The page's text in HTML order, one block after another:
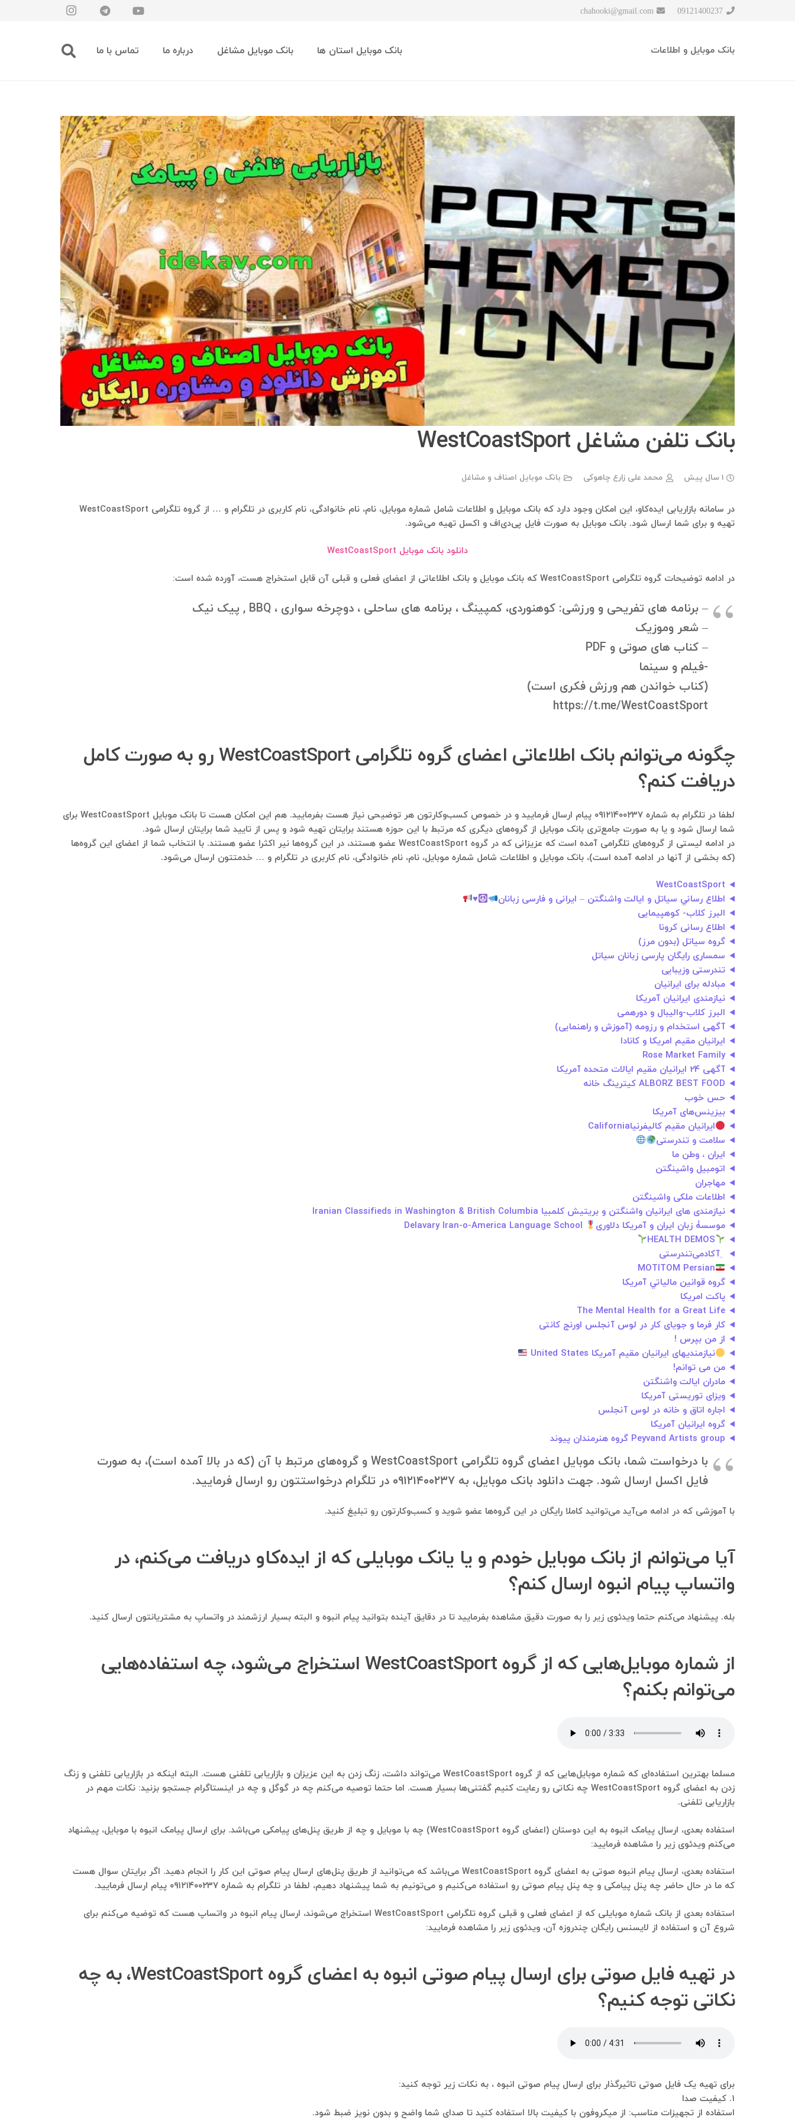
09121400237
chahooki@gmail.com
بانک موبایل و اطلاعات بانک موبایل استان ها بانک موبایل مشاغل درباره ما تماس با ما
بانک تلفن مشاغل WestCoastSport
1 سال پیش محمد علی زارع چاهوکی بانک موبایل اصناف و مشاغل
در سامانه بازاریابی ایده‌کاو، این امکان وجود دارد که بانک موبایل و اطلاعات شامل شماره موبایل، نام، نام خانوادگی، نام کاربری در تلگرام و … از گروه تلگرامی WestCoastSport
تهیه و برای شما ارسال شود. بانک موبایل به صورت فایل پی‌دی‌اف و اکسل تهیه می‌شود.
دانلود بانک موبایل WestCoastSport
در ادامه توضیحات گروه تلگرامی WestCoastSport که بانک موبایل و بانک اطلاعاتی از اعضای فعلی و قبلی آن قابل استخراج هست، آورده شده است:
– برنامه های تفریحی و ورزشی: کوهنوردی، کمپینگ ، برنامه های ساحلی ، دوچرخه سواری ، BBQ , پیک نیک
– شعر و‌موزیک
– کناب های صوتی و PDF
-فیلم و سینما
(کناب خواندن هم ورزش فکری است)
https://t.me/WestCoastSport
چگونه می‌توانم بانک اطلاعاتی اعضای گروه تلگرامی WestCoastSport رو به صورت کامل
دریافت کنم؟
لطفا در تلگرام به شماره ۰۹۱۲۱۴۰۰۲۳۷ پیام ارسال فرمایید و در خصوص کسب‌وکارتون هر توضیحی نیاز هست بفرمایید. هم این امکان هست تا بانک موبایل WestCoastSport برای
شما ارسال شود و یا به صورت جامع‌تری بانک موبایل از گروه‌های دیگری که مرتبط با این حوزه هستند برایتان تهیه شود و پس از تایید شما برایتان ارسال شود.
در ادامه لیستی از گروه‌های تلگرامی آمده است که عزیزانی که در گروه WestCoastSport عضو هستند، در این گروه‌ها نیر اکثرا عضو هستند. با انتخاب شما از اعضای این گروه‌ها
(که بخشی از آنها در ادامه آمده است)، بانک موبایل و اطلاعات شامل شماره موبایل، نام، نام خانوادگی، نام کاربری در تلگرام و … خدمتتون ارسال می‌شود.
WestCoastSport
اطلاع رساني سیاتل و ایالت واشنگتن – ایرانی و فارسی زبانان
♥️
البرز کلاب- كوهپیمایی
اطلاع رسانی کرونا
گروه سیاتل (بدون مرز)
سمساری رایگان پارسی زبانان سیاتل
تندرستی وزیبایی
مبادله برای ایرانیان
نیازمندی ایرانیان آمریکا
البرز کلاب-والیبال و دورهمی
آگهی استخدام و رزومه (آموزش و راهنمایی)
ایرانیان مقیم امریکا و کانادا
Rose Market Family
آگهی 24 ایرانیان مقیم ایالات متحده آمریکا
ALBORZ BEST FOOD کیترینگ خانه
حس خوب
بیزینس‌های آمریکا
ایرانیان مقیم کالیفرنیاCalifornia
سلامت و تندرستی
ايران ، وطن ما
اتومبیل واشینگتن
مهاجران
اطلاعات ملکی واشینگتن
نیازمندی های ایرانیان واشنگتن و بریتیش کلمبیا Iranian Classifieds in Washington & British Columbia
موسسۀ زبان ایران و آمریکا دلاوری
HEALTH DEMOS
﮼آکادمی‌تندرستی
MOTITOM Persian
گروه قوانين مالياتي آمريكا
پاکت امریکا
The Mental Health for a Great Life
کار فرما و جویای کار در لوس آنجلس اورنج کانتی
از من بپرس !
نیازمندیهای ایرانیان مقیم آمریکا United States
من می توانم!
مادران ایالت واشنگتن
ویزای توریستی آمریکا
اجاره اتاق و خانه در لوس آنجلس
گروه ایرانیان آمریکا
Peyvand Artists group گروه هنرمندان پیوند
با درخواست شما، بانک موبایل اعضای گروه تلگرامی WestCoastSport و گروه‌های مرتبط با آن (که در بالا آمده است)، به صورت
فایل اکسل ارسال شود. جهت دانلود بانک موبایل، به ۰۹۱۲۱۴۰۰۲۳۷ در تلگرام درخواستتون رو ارسال فرمایید.
با آموزشی که در ادامه می‌آید می‌توانید کاملا رایگان در این گروه‌ها عضو شوید و کسب‌وکارتون رو تبلیغ کنید.
آیا می‌توانم از بانک موبایل خودم و یا یانک موبایلی که از ایده‌کاو دریافت می‌کنم، در
واتساپ پیام انبوه ارسال کنم؟
بله. پیشنهاد می‌کنم حتما ویدئوی زیر را به صورت دقیق مشاهده بفرمایید تا در دقایق آینده بتوانید پیام انبوه و البته بسیار ارزشمند در واتساپ به مشتریانتون ارسال کنید.
از شماره موبایل‌هایی که از گروه WestCoastSport استخراج می‌شود، چه استفاده‌هایی
می‌توانم بکنم؟
مسلما بهترین استفاده‌ای که شماره موبایل‌هایی که از گروه WestCoastSport می‌تواند داشت، زنگ زدن به این عزیزان و بازاریابی تلفنی هست. البته اینکه در بازاریابی تلفنی و زنگ
زدن به اعضای گروه WestCoastSport چه نکاتی رو رعایت کنیم گفتنی‌ها بسیار هست. اما حتما توصیه می‌کنم چه در گوگل و چه در اینستاگرام جستجو بزنید: نکات مهم در
بازاریابی تلفنی.
استفاده بعدی، ارسال پیامک انبوه به این دوستان (اعضای گروه WestCoastSport) چه با موبایل و چه از طریق پنل‌های پیامکی می‌باشد. برای ارسال پیامک انبوه با موبایل، پیشنهاد
می‌کنم ویدئوی زیر را مشاهده فرمایید:
استفاده بعدی، ارسال پیام انبوه صوتی به اعضای گروه WestCoastSport می‌باشد که می‌توانید از طریق پنل‌های ارسال پیام صوتی این کار را انجام دهید. اگر برایتان سوال هست
که ما در حال حاضر چه پنل پیامکی و چه پنل پیام صوتی رو استفاده می‌کنیم و می‌تونیم به شما پیشنهاد دهیم، لطفا در تلگرام به شماره ۰۹۱۲۱۴۰۰۲۳۷ پیام ارسال فرمایید.
استفاده بعدی از بانک شماره موبایلی که از اعضای فعلی و قبلی گروه تلگرامی WestCoastSport استخراج می‌شوند، ارسال پیام انبوه در واتساپ هست که توضیه می‌کنم برای
شروع آن و استفاده از لایسنس رایگان چندروزه آن، ویدئوی زیر را مشاهده فرمایید:
در تهیه فایل صوتی برای ارسال پیام صوتی انبوه به اعضای گروه WestCoastSport، به چه
نکاتی توجه کنیم؟
برای تهیه یک فایل صوتی تاثیرگذار برای ارسال پیام صوتی انبوه ، به نکات زیر توجه کنید:
۱. کیفیت صدا
استفاده از تجهیزات مناسب: از میکروفون با کیفیت بالا استفاده کنید تا صدای شما واضح و بدون نویز ضبط شود.